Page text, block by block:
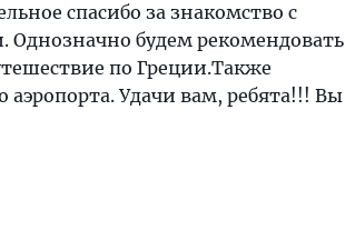
спасибо за знакомство с
Однозначно будем рекомендовать
по Греции.Также
аэропорта. Удачи вам, ребята!!! Вы